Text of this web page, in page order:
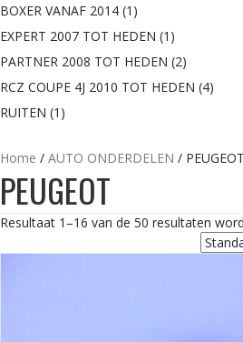
BOXER VANAF 2014 (1)
EXPERT 2007 TOT HEDEN (1)
PARTNER 2008 TOT HEDEN (2)
RCZ COUPE 4J 2010 TOT HEDEN (4)
RUITEN (1)
Home / AUTO ONDERDELEN / PEUGEOT
PEUGEOT
Resultaat 1–16 van de 50 resultaten